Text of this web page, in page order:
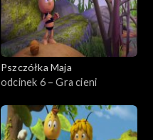
Pszczółka Maja
odcinek 6 – Gra cieni